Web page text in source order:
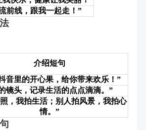
前线，跟我一起走！”
介绍短句
音里的开心果，给你带来欢乐！”
镜头，记录生活的点点滴滴。”
，我拍生活；别人拍风景，我拍心
情。”